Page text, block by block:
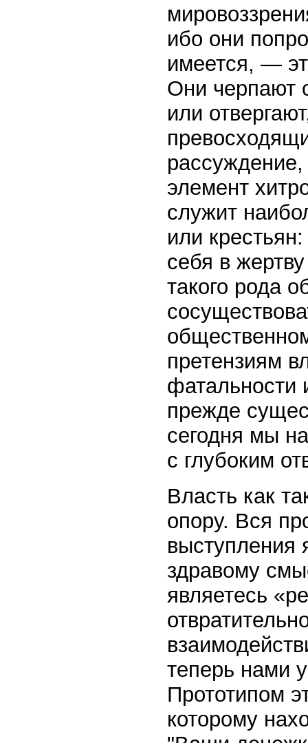
ибо они
имеется, —
Они черпают
или
элемент
служит
или
себя в
такого рода
претензиям
фатальности
прежде
сегодня мы
с глубоким
Власть как
опору. Вся
выступления
здравому
являетесь
теперь нами
Прототипом
которому